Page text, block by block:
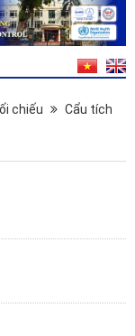
chiếu Cẩu tích